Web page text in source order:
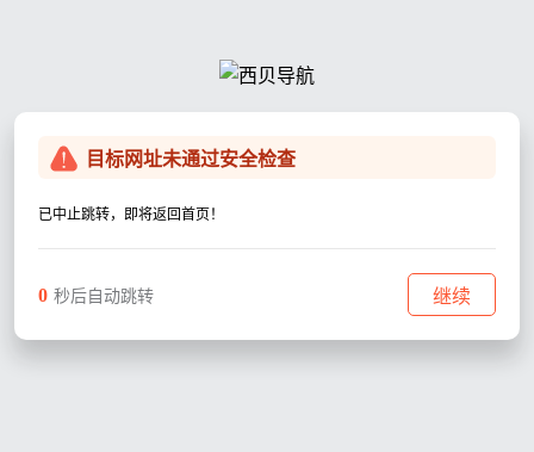
目标网址未通过安全检查
已中止跳转，即将返回首页！
0 秒后自动跳转 继续